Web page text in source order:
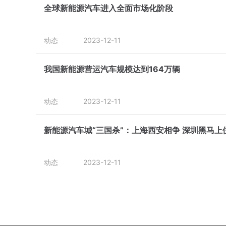
全球新能源汽车进入全面市场化阶段
动态 2023-12-11
我国新能源营运汽车规模达到164万辆
动态 2023-12-11
新能源汽车城“三国杀”：上海西安相争 深圳黑马上
动态 2023-12-11